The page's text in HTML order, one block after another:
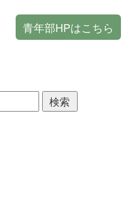
青年部HPはこちら